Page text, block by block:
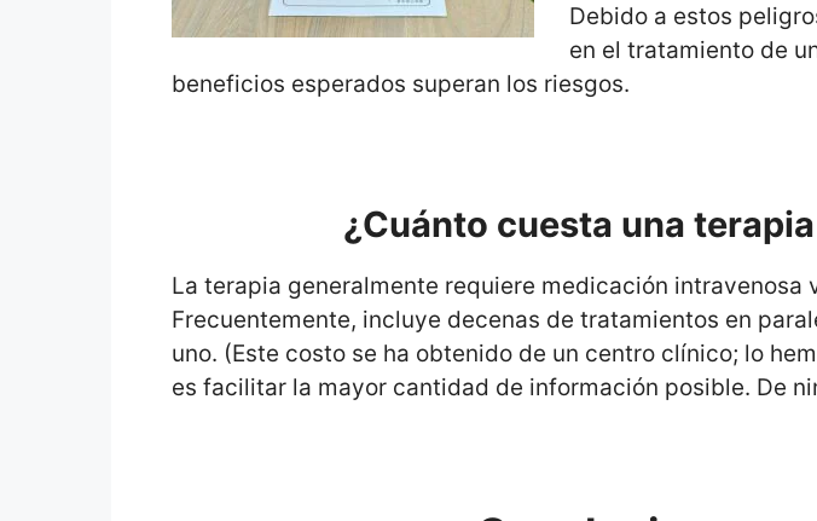
Debido a estos
en el tratamiento de
beneficios esperados superan los riesgos.
¿Cuánto cuesta una
La terapia generalmente requiere medicación intravenosa
Frecuentemente, incluye decenas de tratamientos en
uno. (Este costo se ha obtenido de un centro clínico; lo
es facilitar la mayor cantidad de información posible. De